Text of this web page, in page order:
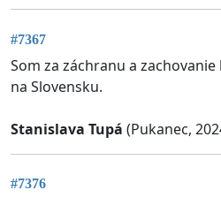
#7367
Som za záchranu a
na Slovensku.
Stanislava Tupá (Pukanec,
#7376